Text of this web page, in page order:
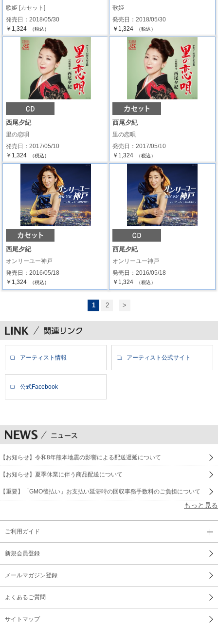
歌姫 [カセット]
発売日：2018/05/30
￥1,324
（税込）
歌姫
発売日：2018/05/30
￥1,324
（税込）
西尾夕紀
里の恋唄
発売日：2017/05/10
￥1,324
（税込）
西尾夕紀
里の恋唄
発売日：2017/05/10
￥1,324
（税込）
西尾夕紀
オンリーユー神戸
発売日：2016/05/18
￥1,324
（税込）
西尾夕紀
オンリーユー神戸
発売日：2016/05/18
￥1,324
（税込）
1 2 >
アーティスト情報 アーティスト公式サイト
公式Facebook
【お知らせ】令和8年熊本地震の影響による配送遅延について
【お知らせ】夏季休業に伴う商品配送について
【重要】「GMO後払い」お支払い延滞時の回収事務手数料のご負担について
もっと見る
ご利用ガイド
新規会員登録
メールマガジン登録
よくあるご質問
サイトマップ